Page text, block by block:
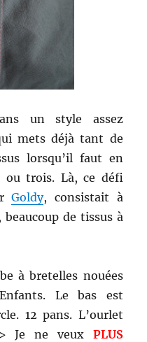
un style assez
mets déjà tant de
lorsqu’il faut en
ou trois. Là, ce défi
Goldy, consistait à
de tissus à
à bretelles nouées
Le bas est
12 pans. L’ourlet
Je ne veux PLUS